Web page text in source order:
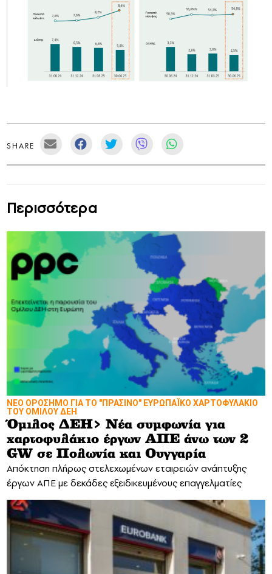
SHARE
Περισσότερα
ΝΕΟ ΟΡΟΣΗΜΟ ΓΙΑ ΤΟ "ΠΡΑΣΙΝΟ" ΕΥΡΩΠΑΪΚΟ ΧΑΡΤΟΦΥΛΑΚΙΟ
ΤΟΥ ΟΜΙΛΟΥ ΔΕΗ
Όμιλος ΔΕΗ> Νέα συμφωνία για
χαρτοφυλάκιο έργων ΑΠΕ άνω των 2
GW σε Πολωνία και Ουγγαρία
Απόκτηση πλήρως στελεχωμένων εταιρειών ανάπτυξης
έργων ΑΠΕ με δεκάδες εξειδικευμένους επαγγελματίες